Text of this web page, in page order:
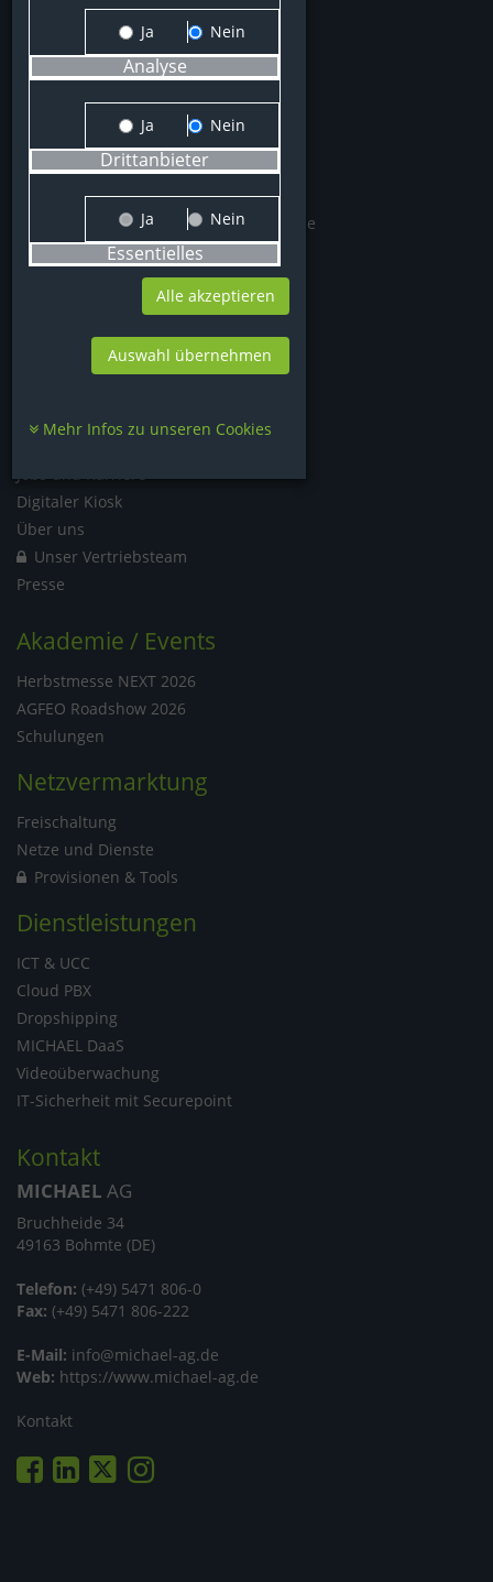
Ja Nein
Analyse
Ja Nein
Drittanbieter
Ja Nein
Essentielles
Alle akzeptieren
Auswahl übernehmen
Mehr Infos zu unseren Cookies
Konfiguratoren
EDI Service
Handel
Aktionsübersicht
Produkt-News
Hersteller Übersicht
Autorisierungen & Partnerprogramme
RMA und Repair-Service
Smartphones & Telefone
Unternehmen
Jetzt Kunde werden
Jobs und Karriere
Digitaler Kiosk
Über uns
Unser Vertriebsteam
Presse
Akademie / Events
Herbstmesse NEXT 2026
AGFEO Roadshow 2026
Schulungen
Netzvermarktung
Freischaltung
Netze und Dienste
Provisionen & Tools
Dienstleistungen
ICT & UCC
Cloud PBX
Dropshipping
MICHAEL DaaS
Videoüberwachung
IT-Sicherheit mit Securepoint
Kontakt
MICHAEL AG
Bruchheide 34
49163 Bohmte (DE)
Telefon: (+49) 5471 806-0
Fax: (+49) 5471 806-222
E-Mail: info@michael-ag.de
Web: https://www.michael-ag.de
Kontakt